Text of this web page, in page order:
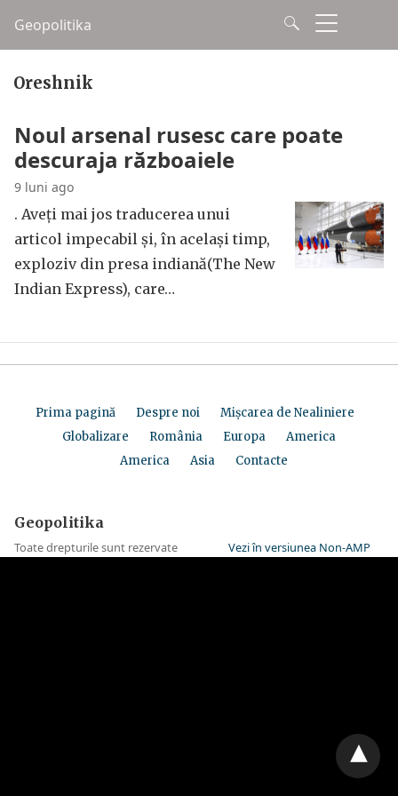
Geopolitika
Oreshnik
Noul arsenal rusesc care poate
descuraja războaiele
9 luni ago
. Aveți mai jos traducerea unui
articol impecabil și, în același timp,
exploziv din presa indiană(The New
Indian Express), care…
Prima pagină Despre noi
Mișcarea de Nealiniere
Globalizare
România Europa
America
America
Asia Contacte
Geopolitika
Toate drepturile sunt rezervate Vezi în versiunea Non-AMP